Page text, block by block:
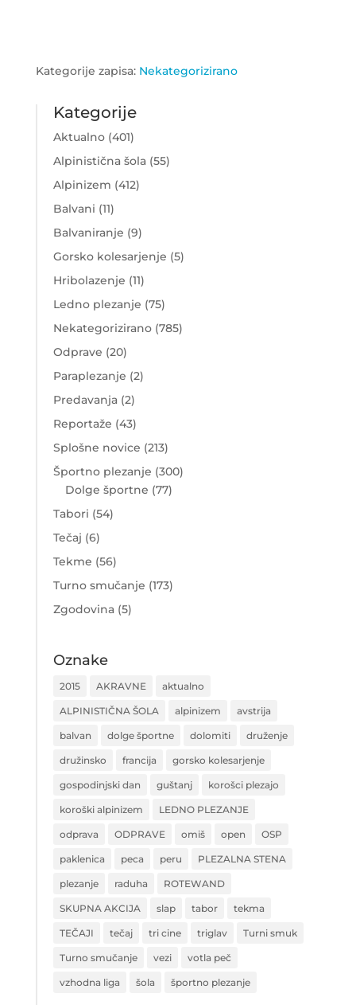
Kategorije zapisa: Nekategorizirano
Kategorije
Aktualno(401)
Alpinistična šola(55)
Alpinizem (412)
Balvani (11)
Balvaniranje (9)
Gorsko kolesarjenje (5)
Hribolazenje (11)
Ledno plezanje (75)
Nekategorizirano(785)
Odprave (20)
Paraplezanje (2)
Predavanja(2)
Reportaže (43)
Splošne novice (213)
Športno plezanje (300)
Dolge športne (77)
Tabori (54)
Tečaj (6)
Tekme (56)
Turno smučanje (173)
Zgodovina(5)
Oznake
2015 AKRAVNE aktualno
ALPINISTIČNA ŠOLA alpinizem avstrija
balvan dolge športne dolomiti druženje
družinsko francija gorsko kolesarjenje
gospodinjski dan guštanj korošci plezajo
koroški alpinizem LEDNO PLEZANJE
odprava ODPRAVE omiš open OSP
paklenica peca peru PLEZALNA STENA
plezanje raduha ROTEWAND
SKUPNA AKCIJA slap tabor tekma
TEČAJI tečaj tri cine triglav Turni smuk
Turno smučanje vezi votla peč
vzhodna liga šola športno plezanje